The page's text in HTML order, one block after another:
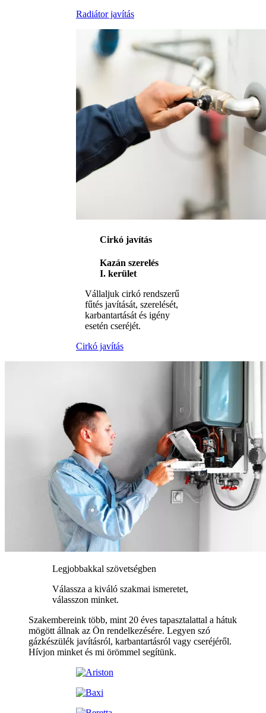
Radiátor javítás
Cirkó javítás
Kazán szerelés
I. kerület
Vállaljuk cirkó rendszerű
fűtés javítását, szerelését,
karbantartását és igény
esetén cseréjét.
Cirkó javítás
Legjobbakkal szövetségben
Válassza a kiváló szakmai ismeretet,
válasszon minket.
Szakembereink több, mint 20 éves tapasztalattal a hátuk
mögött állnak az Ön rendelkezésére. Legyen szó
gázkészülék javításról, karbantartásról vagy cseréjéről.
Hívjon minket és mi örömmel segítünk.